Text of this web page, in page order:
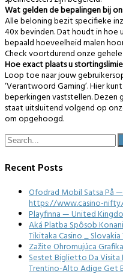
Wat gelden de bepalingen bij
Alle beloning bezit specifieke
40x bevinden. Dat houdt in hoe
bepaald hoeveelheid malen
Check voortdurend onze
Hoe exact plaats u
Loop toe naar jouw
‘Verantwoord Gaming’. Hier
beperkingen vaststellen.
staat uitsluitend volgend op
om opgehoogd.
Recent Posts
Ofodrad Mobil Satsa På
https://www.casino-
Playfinna — United
Aká Platba Spôsob
Tikitaka Casino _
Zažite Ohromujúca
Sestet Biglietto Da Visita
Trentino-Alto Adige Get